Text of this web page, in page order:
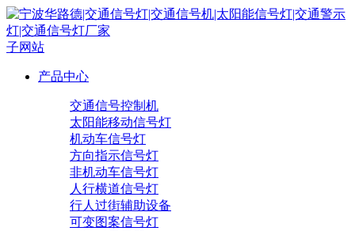
子网站
产品中心
交通信号控制机
太阳能移动信号灯
机动车信号灯
方向指示信号灯
非机动车信号灯
人行横道信号灯
行人过街辅助设备
可变图案信号灯